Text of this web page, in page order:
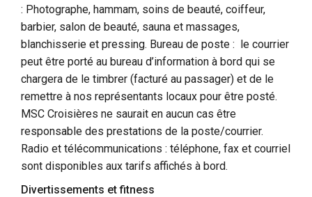
: Photographe, hammam, soins de beauté, coiffeur,
barbier, salon de beauté, sauna et massages,
blanchisserie et pressing. Bureau de poste : le courrier
peut être porté au bureau d’information à bord qui se
chargera de le timbrer (facturé au passager) et de le
remettre à nos représentants locaux pour être posté.
MSC Croisières ne saurait en aucun cas être
responsable des prestations de la poste/courrier.
Radio et télécommunications : téléphone, fax et courriel
sont disponibles aux tarifs affichés à bord.
Divertissements et fitness